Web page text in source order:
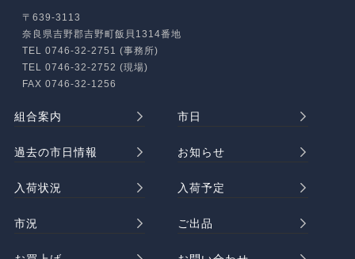
〒639-3113
奈良県吉野郡吉野町飯貝1314番地
TEL 0746-32-2751 (事務所)
TEL 0746-32-2752 (現場)
FAX 0746-32-1256
組合案内 市日
過去の市日情報 お知らせ
入荷状況 入荷予定
市況 ご出品